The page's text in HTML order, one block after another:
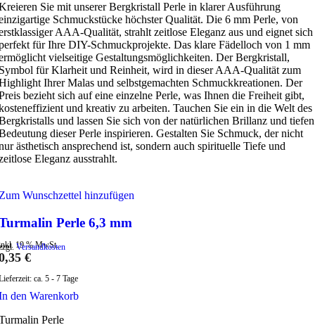
Sie mit unserer Bergkristall Perle in klarer Ausführung
Schmuckstücke höchster Qualität. Die 6 mm Perle, von
AAA-Qualität, strahlt zeitlose Eleganz aus und eignet sich
für Ihre DIY-Schmuckprojekte. Das klare Fädelloch von 1 mm
vielseitige Gestaltungsmöglichkeiten. Der Bergkristall,
für Klarheit und Reinheit, wird in dieser AAA-Qualität zum
Ihrer Malas und selbstgemachten Schmuckkreationen. Der
bezieht sich auf eine einzelne Perle, was Ihnen die Freiheit gibt,
und kreativ zu arbeiten. Tauchen Sie ein in die Welt des
und lassen Sie sich von der natürlichen Brillanz und tiefen
dieser Perle inspirieren. Gestalten Sie Schmuck, der nicht
ästhetisch ansprechend ist, sondern auch spirituelle Tiefe und
Eleganz ausstrahlt.
Wunschzettel hinzufügen
Perle 6,3 mm
19 % MwSt.
Versandkosten
€
ca. 5 - 7 Tage
den Warenkorb
Perle